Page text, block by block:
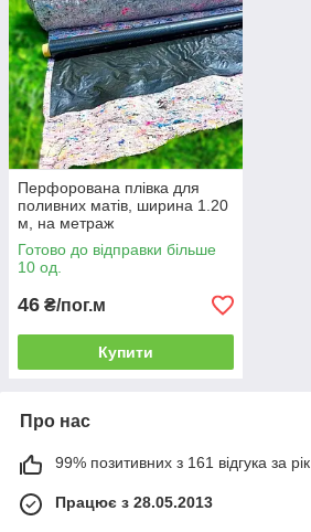
Перфорована плівка для
поливних матів, ширина 1.20
м, на метраж
Готово до відправки більше
10 од.
46 ₴/пог.м
Купити
Про нас
99% позитивних з 161 відгука за рік
Працює з 28.05.2013